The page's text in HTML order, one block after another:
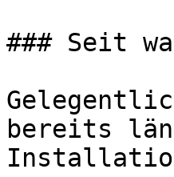
### Seit
bereits